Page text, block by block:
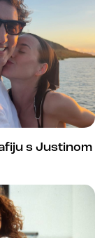
s Justinom